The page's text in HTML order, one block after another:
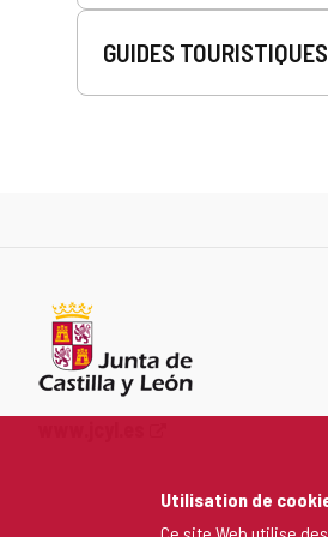
Utilisation de
GUIDES TOURISTIQUES